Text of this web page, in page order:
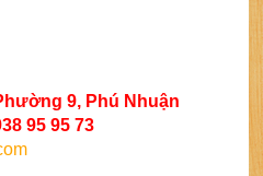
9, Phú Nhuận
95 95 73